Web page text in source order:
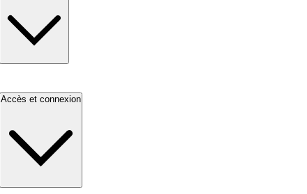
Accès et connexion